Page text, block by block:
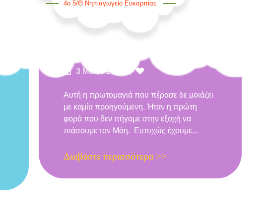
4ο 5/θ Νηπιαγωγείο Ευκαρπίας
Δημοσιεύτηκε
3 Μαΐου 2020 Likes
Αυτή η πρωτομαγιά που πέρασε δε μοιάζει
με καμία προηγούμενη. Ήταν η πρώτη
φορά που δεν πήγαμε στην εξοχή να
πιάσουμε τον Μάη. Ευτυχώς έχουμε...
Διαβάστε περισσότερα >>